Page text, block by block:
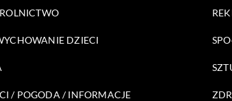
DZIECI
/ POGODA / INFORMACJE